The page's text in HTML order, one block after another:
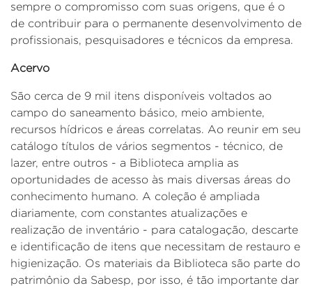
sempre o compromisso com suas origens, que é o
de contribuir para o permanente desenvolvimento de
profissionais, pesquisadores e técnicos da empresa.
Acervo
São cerca de 9 mil itens disponíveis voltados ao
campo do saneamento básico, meio ambiente,
recursos hídricos e áreas correlatas. Ao reunir em seu
catálogo títulos de vários segmentos - técnico, de
lazer, entre outros - a Biblioteca amplia as
oportunidades de acesso às mais diversas áreas do
conhecimento humano. A coleção é ampliada
diariamente, com constantes atualizações e
realização de inventário - para catalogação, descarte
e identificação de itens que necessitam de restauro e
higienização. Os materiais da Biblioteca são parte do
patrimônio da Sabesp, por isso, é tão importante dar